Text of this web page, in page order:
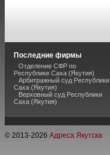
Последние фирмы
Отделение СФР по
Республике Саха (Якутия)
Арбитражный суд Республики
Саха (Якутия)
Верховный суд Республики
Саха (Якутия)
© 2013-2026 Адреса Якутска